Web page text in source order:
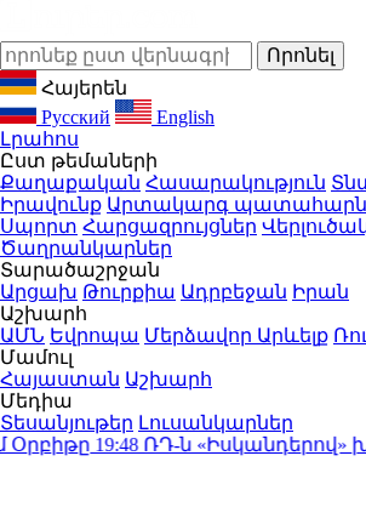
Հայերեն
Русский
English
Լրահոս
Ըստ թեմաների
Քաղաքական Հասարակություն
Իրավունք Արտակարգ
Սպորտ Հարցազրույցներ
Ծաղրանկարներ
Տարածաշրջան
Արցախ Թուրքիա Ադրբեջան Իրան
Աշխարհ
ԱՄՆ Եվրոպա Մերձավոր Արևելք
Մամուլ
Հայաստան Աշխարհ
Մեդիա
Տեսանյութեր Լուսանկարներ
19:48ՌԴ-ն «Իսկանդերով»